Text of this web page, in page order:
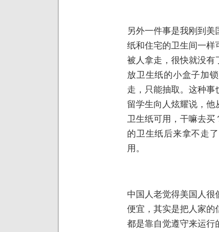
另外一件事是我刚到
纸和住宅的卫生间一样
被人拿走，很快就没有
放卫生纸的小盒子加
走，只能抽取。这种
留学生向人炫耀说，
卫生纸可用，干嘛去
的卫生纸后来拿不走
用。
中国人老觉得美国人
便宜，其实是把人家的
都是靠自觉遵守来运行